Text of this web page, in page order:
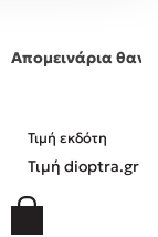
Απομεινάρια
Τιμή εκδότη
Τιμή dioptra.gr